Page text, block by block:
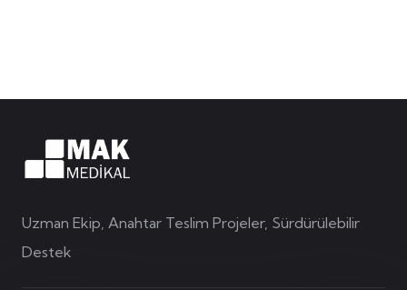
Uzman Ekip, Anahtar Teslim Projeler, Sürdürülebilir
Destek